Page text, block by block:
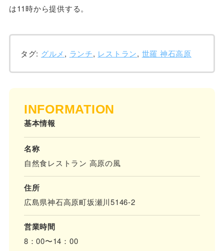
は11時から提供する。
タグ: グルメ , ランチ, レストラン, 世羅 神石高原
INFORMATION
基本情報
名称
自然食レストラン 高原の風
住所
広島県神石高原町坂瀬川5146-2
営業時間
8：00〜14：00